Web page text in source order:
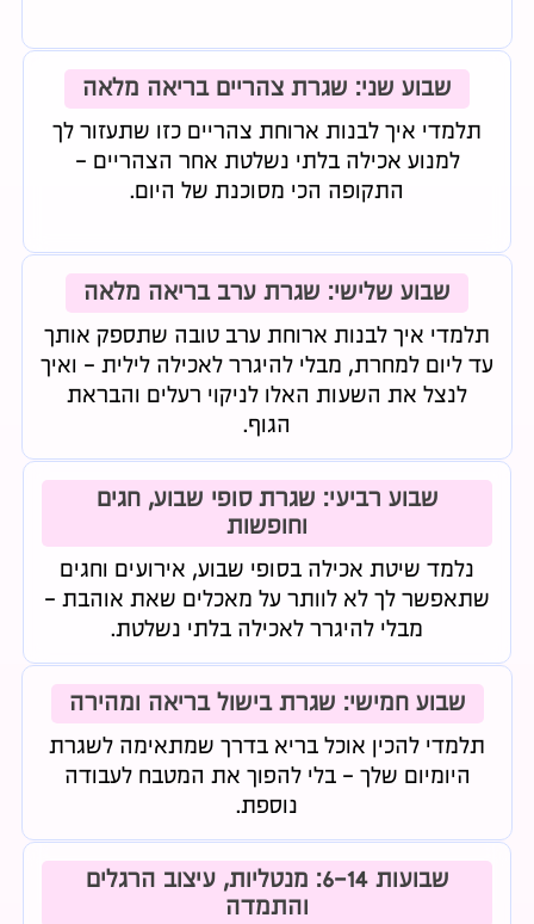
שבוע שני: שגרת צהריים בריאה מלאה
תלמדי איך לבנות ארוחת צהריים כזו שתעזור לך
למנוע אכילה בלתי נשלטת אחר הצהריים -
התקופה הכי מסוכנת של היום.
שבוע שלישי: שגרת ערב בריאה מלאה
תלמדי איך לבנות ארוחת ערב טובה שתספק אותך
עד ליום למחרת, מבלי להיגרר לאכילה לילית - ואיך
לנצל את השעות האלו לניקוי רעלים והבראת
הגוף.
שבוע רביעי: שגרת סופי שבוע, חגים
וחופשות
נלמד שיטת אכילה בסופי שבוע, אירועים וחגים
שתאפשר לך לא לוותר על מאכלים שאת אוהבת -
מבלי להיגרר לאכילה בלתי נשלטת.
שבוע חמישי: שגרת בישול בריאה ומהירה
תלמדי להכין אוכל בריא בדרך שמתאימה לשגרת
היומיום שלך - בלי להפוך את המטבח לעבודה
נוספת.
שבועות 6-14: מנטליות, עיצוב הרגלים
והתמדה